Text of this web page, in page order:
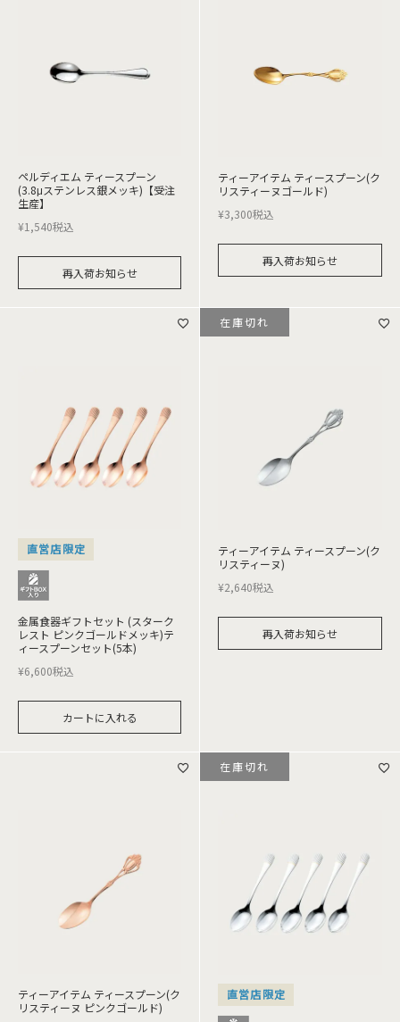
ペルディエム ティースプーン
(3.8μステンレス銀メッキ)【受注
生産】
¥1,540税込
再入荷お知らせ
ティーアイテム ティースプーン(ク
リスティーヌゴールド)
¥3,300税込
再入荷お知らせ
直営店限定
金属食器ギフトセット (スターク
レスト ピンクゴールドメッキ)テ
ィースプーンセット(5本)
¥6,600税込
カートに入れる
ティーアイテム ティースプーン(ク
リスティーヌ)
¥2,640税込
再入荷お知らせ
在庫切れ
ティーアイテム ティースプーン(ク
リスティーヌ ピンクゴールド)
直営店限定
在庫切れ